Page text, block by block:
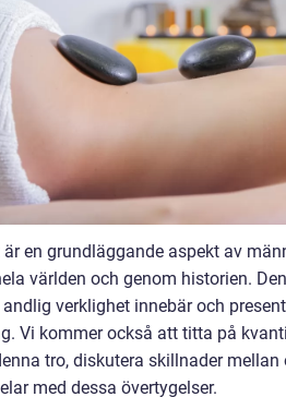
en grundläggande aspekt av
världen och genom historien.
verklighet innebär och
Vi kommer också att titta på
tro, diskutera skillnader
med dessa övertygelser.